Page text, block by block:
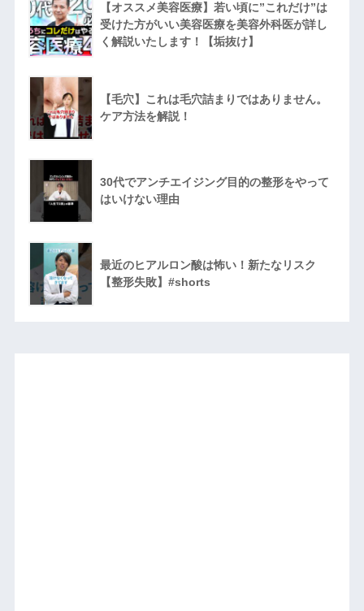
【オススメ美容医療】若い頃に”これだけ”は
受けた方がいい美容医療を美容外科医が詳し
く解説いたします！【垢抜け】
【毛穴】これは毛穴詰まりではありません。
ケア方法を解説！
30代でアンチエイジング目的の整形をやって
はいけない理由
最近のヒアルロン酸は怖い！新たなリスク
【整形失敗】#shorts